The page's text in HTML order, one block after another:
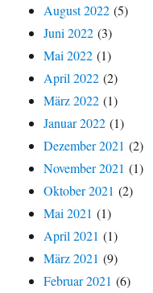
August 2022 (5)
Juni 2022 (3)
Mai 2022 (1)
April 2022 (2)
März 2022 (1)
Januar 2022 (1)
Dezember 2021 (2)
November 2021 (1)
Oktober 2021 (2)
Mai 2021 (1)
April 2021 (1)
März 2021 (9)
Februar 2021 (6)